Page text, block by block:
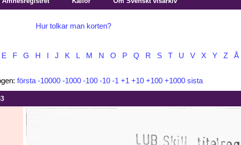
Hur tolkar man korten?
E F G H J K L M N O P Q R S T U V X Y Z Å
första -10000 -1000 -100 -10 -1 +1 +10 +100 +1000 sista